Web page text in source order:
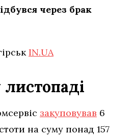
через брак
IN.UA
листопаді
закуповував 6
на суму понад 157